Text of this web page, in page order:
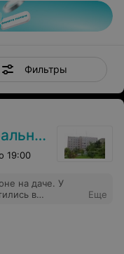
Фильтры
19:00
на даче. У
в
дала
и
Еще